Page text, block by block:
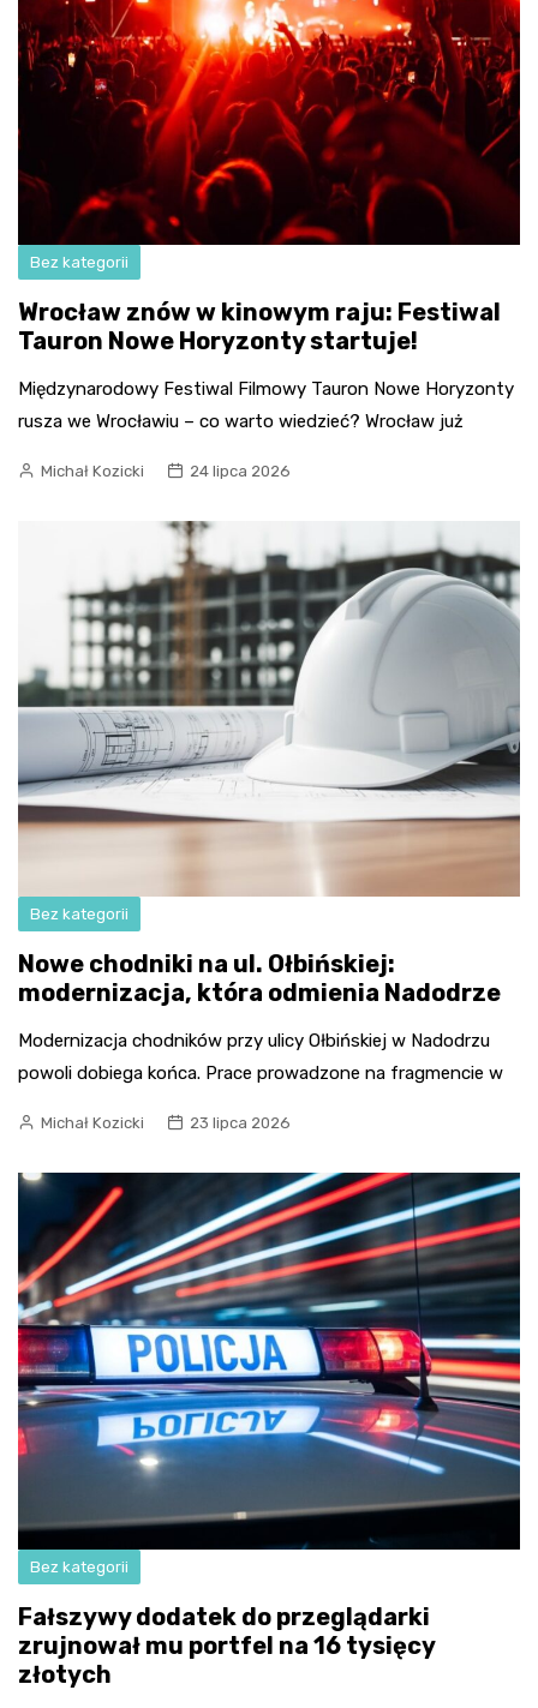
Bez kategorii
Wrocław znów w kinowym raju: Festiwal
Tauron Nowe Horyzonty startuje!
Międzynarodowy Festiwal Filmowy Tauron Nowe Horyzonty
rusza we Wrocławiu – co warto wiedzieć? Wrocław już
Michał Kozicki 24 lipca 2026
Bez kategorii
Nowe chodniki na ul. Ołbińskiej:
modernizacja, która odmienia Nadodrze
Modernizacja chodników przy ulicy Ołbińskiej w Nadodrzu
powoli dobiega końca. Prace prowadzone na fragmencie w
Michał Kozicki 23 lipca 2026
Bez kategorii
Fałszywy dodatek do przeglądarki
zrujnował mu portfel na 16 tysięcy
złotych